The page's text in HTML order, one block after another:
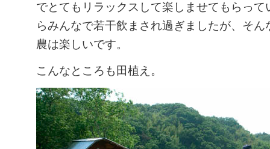
でとてもリラックスして楽しませてもらって
らみんなで若干飲まされ過ぎましたが、そ
農は楽しいです。
こんなところも田植え。